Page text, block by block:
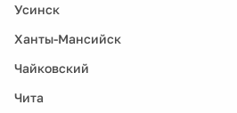
Усинск
Ханты-Мансийск
Чайковский
Чита